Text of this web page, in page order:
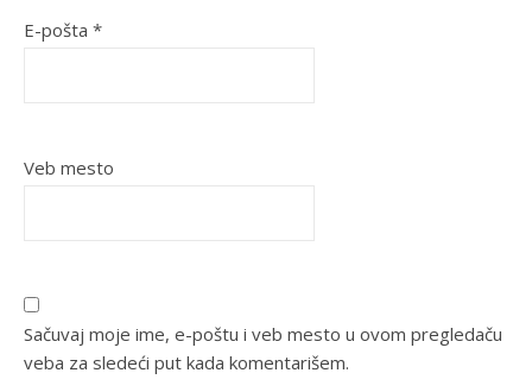
E-pošta *
Veb mesto
Sačuvaj moje ime, e-poštu i veb mesto u ovom pregledaču
veba za sledeći put kada komentarišem.